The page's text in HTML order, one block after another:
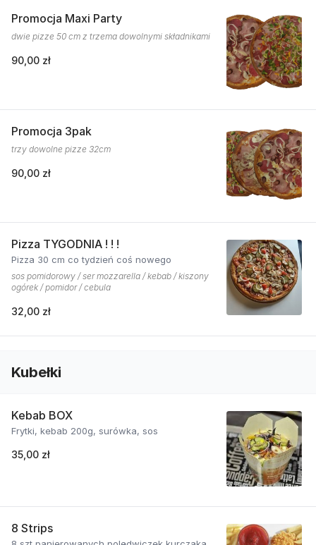
Promocja Maxi Party
dwie pizze 50 cm z trzema dowolnymi składnikami
90,00 zł
Promocja 3pak
trzy dowolne pizze 32cm
90,00 zł
Pizza TYGODNIA ! ! !
Pizza 30 cm co tydzień coś nowego
sos pomidorowy / ser mozzarella / kebab / kiszony
ogórek / pomidor / cebula
32,00 zł
Kubełki
Kebab BOX
Frytki, kebab 200g, surówka, sos
35,00 zł
8 Strips